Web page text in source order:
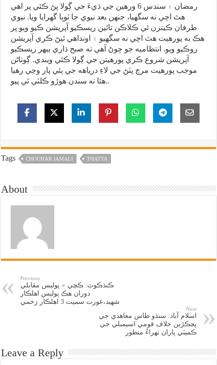
رمضان ۽ سندس 6 ورهين جي ڌيءَ جي ڳولا پڻ ڪئي پر اهي
هٿ اچي نه سگهيا، جنهن بعد نيوي جا ٽوٻا گهرايا ويا. نيوي
طرفان ڪيترن ئي ڪلاڪن تائين ريسڪيو آپريشن ڪيو ويو پر
هڪ به پورهيت هٿ اچي نه سگهيو ۽ اونداهي ٿيڻ ڪري آپريشن
روڪيو ويو. انتظاميه جو چوڻ آهي ته صبح ڌاري ٻيهر ريسڪيو
آپريشن شروع ڪري پورهيتن جي ڳولا ڪئي ويندي. ڳوٺاڻن
موجب پورهيت مرچ پٽڻ جي لاءِ درياهه جي ٻئي پار وڃي رهيا
هئا ته سندن هوڙو ڪلٽي ٿي پيو..
Tags CHOUHAR JAMALI THATTA
About
Previous
ڪنڌڪوٽ: ڪچي ۾ پوليس مقابلي
دوران هڪ پوليس اهلڪار
شهيد،عورت سميت 3 اهلڪار زخمي
Next
اسلام آباد: سنڌو طاس معاهدي جي
ڀڃڪڙين خلاف قومي اسيمبلي جي
ڪميٽي پاران ٺهراءُ منظور
Leave a Reply